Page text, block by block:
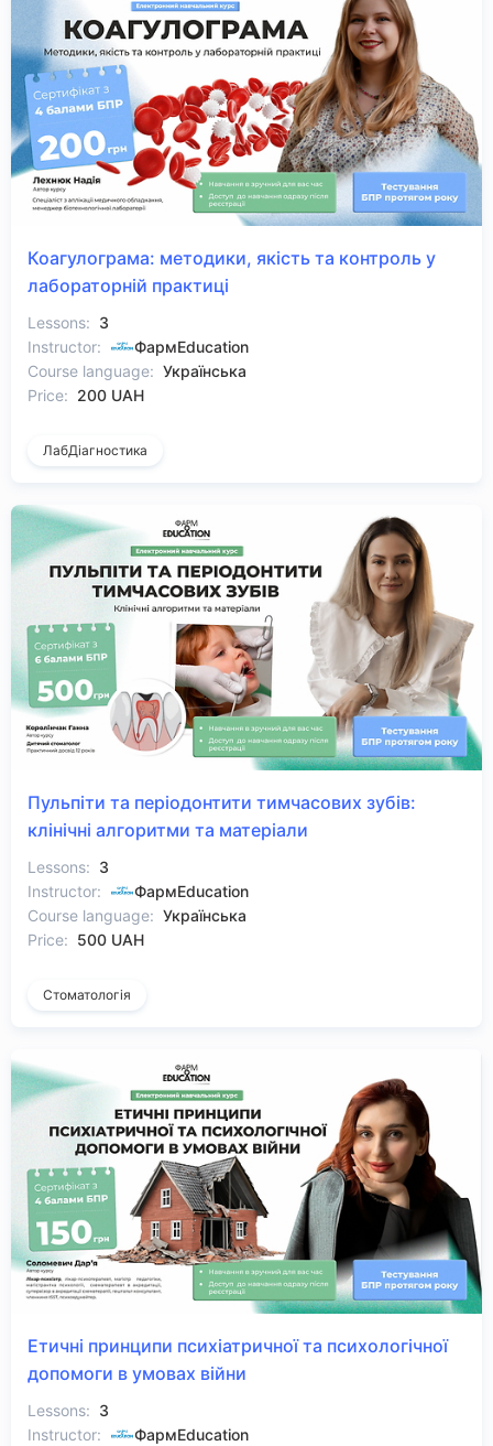
Коагулограма: методики, якість та контроль у
лабораторній практиці
Lessons: 3
Instructor:
ФармEducation
Course language: Українська
Price: 200 UAH
ЛабДіагностика
Пульпіти та періодонтити тимчасових зубів:
клінічні алгоритми та матеріали
Lessons: 3
Instructor:
ФармEducation
Course language: Українська
Price: 500 UAH
Стоматологія
Етичні принципи психіатричної та психологічної
допомоги в умовах війни
Lessons: 3
Instructor:
ФармEducation